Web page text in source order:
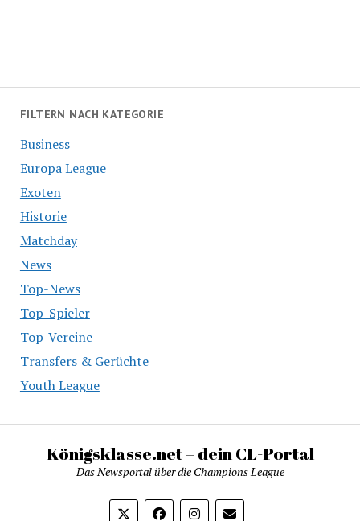
FILTERN NACH KATEGORIE
Business
Europa League
Exoten
Historie
Matchday
News
Top-News
Top-Spieler
Top-Vereine
Transfers & Gerüchte
Youth League
Königsklasse.net – dein CL-Portal
Das Newsportal über die Champions League